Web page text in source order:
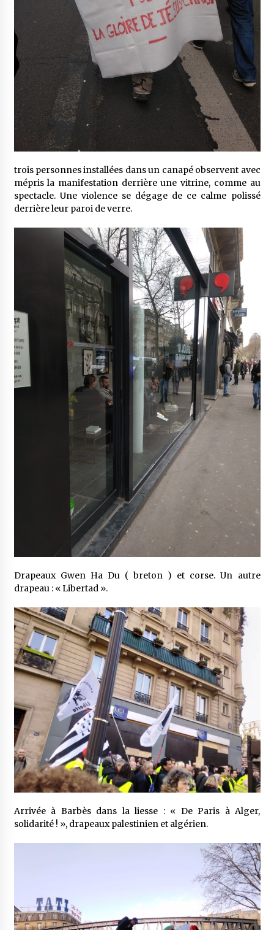
trois personnes installées dans un canapé observent avec
mépris la manifestation derrière une vitrine, comme au
spectacle. Une violence se dégage de ce calme polissé
derrière leur paroi de verre.
Drapeaux Gwen Ha Du ( breton ) et corse. Un autre
drapeau : « Libertad ».
Arrivée à Barbès dans la liesse : « De Paris à Alger,
solidarité ! », drapeaux palestinien et algérien.